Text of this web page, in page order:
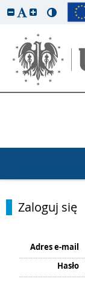
Zaloguj się
Adres e-mail
Hasło